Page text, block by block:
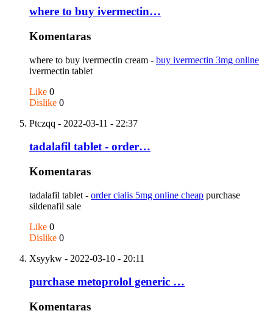
where to buy ivermectin…
Komentaras
where to buy ivermectin cream - buy ivermectin 3mg online
ivermectin tablet
Like 0
Dislike 0
Ptczqq - 2022-03-11 - 22:37
tadalafil tablet - order…
Komentaras
tadalafil tablet - order cialis 5mg online cheap purchase
sildenafil sale
Like 0
Dislike 0
Xsyykw - 2022-03-10 - 20:11
purchase metoprolol generic …
Komentaras